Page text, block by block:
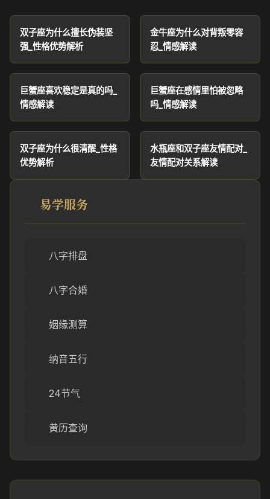
双子座为什么擅长伪装坚
强_性格优势解析
金牛座为什么对背叛零容
忍_情感解读
巨蟹座喜欢稳定是真的吗_
情感解读
巨蟹座在感情里怕被忽略
吗_情感解读
双子座为什么很清醒_性格
优势解析
水瓶座和双子座友情配对_
友情配对关系解读
易学服务
八字排盘
八字合婚
姻缘测算
纳音五行
24节气
黄历查询